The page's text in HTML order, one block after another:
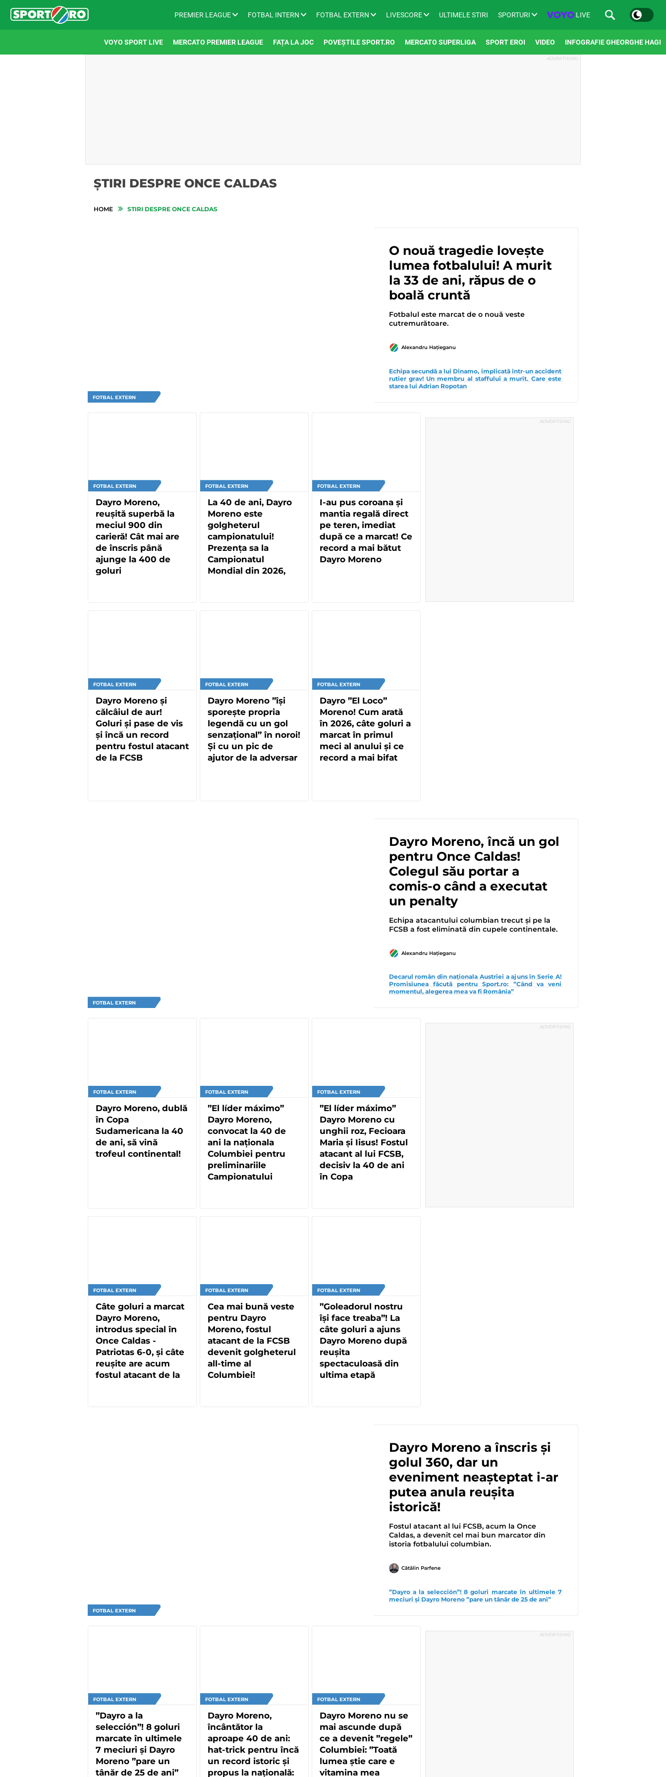
PREMIER LEAGUE FOTBAL INTERN FOTBAL EXTERN LIVESCORE ULTIMELE STIRI SPORTURI LIVE
VOYO SPORT LIVE MERCATO PREMIER LEAGUE FAȚA LA JOC POVEȘTILE SPORT.RO MERCATO SUPERLIGA SPORT EROI VIDEO INFOGRAFIE GHEORGHE HAGI
ȘTIRI DESPRE ONCE CALDAS
HOME STIRI DESPRE ONCE CALDAS
FOTBAL EXTERN
O nouă tragedie lovește
lumea fotbalului! A murit
la 33 de ani, răpus de o
boală cruntă
Fotbalul este marcat de o nouă veste
cutremurătoare.
Alexandru Hațieganu
Echipa secundă a lui Dinamo, implicată într-un accident
rutier grav! Un membru al staffului a murit. Care este
starea lui Adrian Ropotan
FOTBAL EXTERN
Dayro Moreno,
reușită superbă la
meciul 900 din
carieră! Cât mai are
de înscris până
ajunge la 400 de
goluri
FOTBAL EXTERN
La 40 de ani, Dayro
Moreno este
golgheterul
campionatului!
Prezența sa la
Campionatul
Mondial din 2026,
FOTBAL EXTERN
I-au pus coroana și
mantia regală direct
pe teren, imediat
după ce a marcat! Ce
record a mai bătut
Dayro Moreno
FOTBAL EXTERN
Dayro Moreno și
călcâiul de aur!
Goluri și pase de vis
și încă un record
pentru fostul atacant
de la FCSB
FOTBAL EXTERN
Dayro Moreno ”își
sporește propria
legendă cu un gol
senzațional” în noroi!
Și cu un pic de
ajutor de la adversar
FOTBAL EXTERN
Dayro ”El Loco”
Moreno! Cum arată
în 2026, câte goluri a
marcat în primul
meci al anului și ce
record a mai bifat
FOTBAL EXTERN
Dayro Moreno, încă un gol
pentru Once Caldas!
Colegul său portar a
comis-o când a executat
un penalty
Echipa atacantului columbian trecut și pe la
FCSB a fost eliminată din cupele continentale.
Alexandru Hațieganu
Decarul român din naționala Austriei a ajuns în Serie A!
Promisiunea făcută pentru Sport.ro: ”Când va veni
momentul, alegerea mea va fi România”
FOTBAL EXTERN
Dayro Moreno, dublă
în Copa
Sudamericana la 40
de ani, să vină
trofeul continental!
FOTBAL EXTERN
”El líder máximo”
Dayro Moreno,
convocat la 40 de
ani la naționala
Columbiei pentru
preliminariile
Campionatului
FOTBAL EXTERN
”El líder máximo”
Dayro Moreno cu
unghii roz, Fecioara
Maria și Iisus! Fostul
atacant al lui FCSB,
decisiv la 40 de ani
în Copa
FOTBAL EXTERN
Câte goluri a marcat
Dayro Moreno,
introdus special în
Once Caldas -
Patriotas 6-0, și câte
reușite are acum
fostul atacant de la
FOTBAL EXTERN
Cea mai bună veste
pentru Dayro
Moreno, fostul
atacant de la FCSB
devenit golgheterul
all-time al
Columbiei!
FOTBAL EXTERN
”Goleadorul nostru
își face treaba”! La
câte goluri a ajuns
Dayro Moreno după
reușita
spectaculoasă din
ultima etapă
FOTBAL EXTERN
Dayro Moreno a înscris și
golul 360, dar un
eveniment neașteptat i-ar
putea anula reușita
istorică!
Fostul atacant al lui FCSB, acum la Once
Caldas, a devenit cel mai bun marcator din
istoria fotbalului columbian.
Cătălin Parfene
”Dayro a la selección”! 8 goluri marcate în ultimele 7
meciuri și Dayro Moreno ”pare un tânăr de 25 de ani”
FOTBAL EXTERN
”Dayro a la
selección”! 8 goluri
marcate în ultimele
7 meciuri și Dayro
Moreno ”pare un
tânăr de 25 de ani”
FOTBAL EXTERN
Dayro Moreno,
încântător la
aproape 40 de ani:
hat-trick pentru încă
un record istoric și
propus la națională:
FOTBAL EXTERN
Dayro Moreno nu se
mai ascunde după
ce a devenit ”regele”
Columbiei: ”Toată
lumea știe care e
vitamina mea